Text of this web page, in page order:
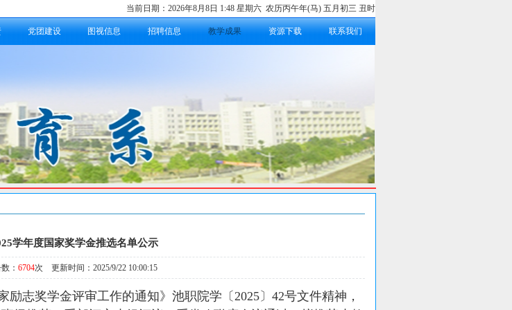
当前日期： 2026年8月8日 1:48 星期六 农历丙午年(马) 五月初三 丑时
党团建设 图视信息 招聘信息 教学成果 资源下载 联系我们
学年度国家奖学金推选名单公示
： 6704次 更新时间：2025/9/22 10:00:15
志奖学金评审工作的通知》池职院学〔2025〕42号文件精神，